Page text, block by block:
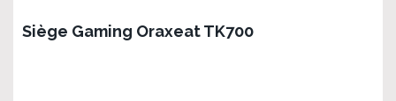
Siège Gaming Oraxeat TK700